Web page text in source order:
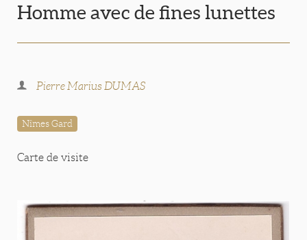
Homme avec de fines lunettes
Pierre Marius DUMAS
Nîmes Gard
Carte de visite